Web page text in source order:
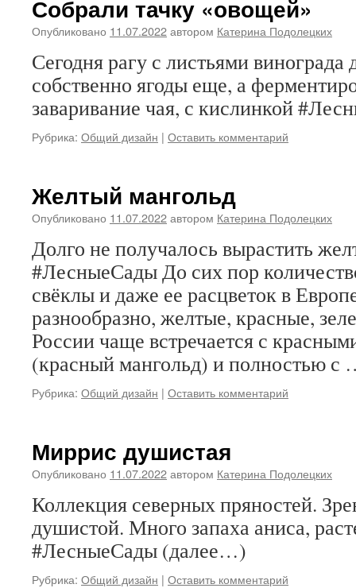
Собрали тачку «овощей»
Опубликовано 11.07.2022автором Катерина Подолецких
Сегодня рагу с листьями винограда
собственно ягоды еще, а
заваривание чая, с кислинкой
Рубрика: Общий дизайн | Оставить комментарий
Желтый мангольд
Опубликовано 11.07.2022автором Катерина Подолецких
Долго не получалось вырастить
#ЛесныеСады До сих пор
свёклы и даже ее расцветок в
разнообразно, желтые, красные,
России чаще встречается с
(красный мангольд) и полностью
Рубрика: Общий дизайн | Оставить комментарий
Миррис душистая
Опубликовано 11.07.2022автором Катерина Подолецких
Коллекция северных пряностей.
душистой. Много запаха аниса,
#ЛесныеСады (далее…)
Рубрика: Общий дизайн | Оставить комментарий